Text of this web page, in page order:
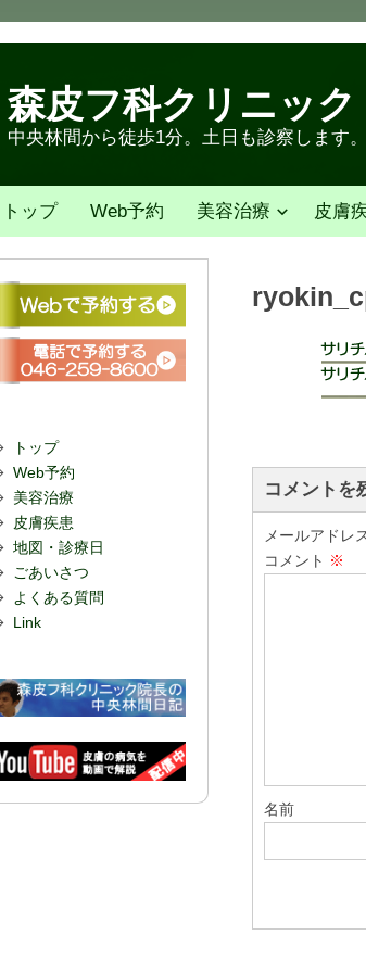
森皮フ科クリニック
中央林間から徒歩1分。土日も診察します
トップ Web予約 美容治療 皮膚
コメントを
メールアドレ
コメント ※
名前
トップ
Web予約
美容治療
皮膚疾患
地図・診療日
ごあいさつ
よくある質問
Link